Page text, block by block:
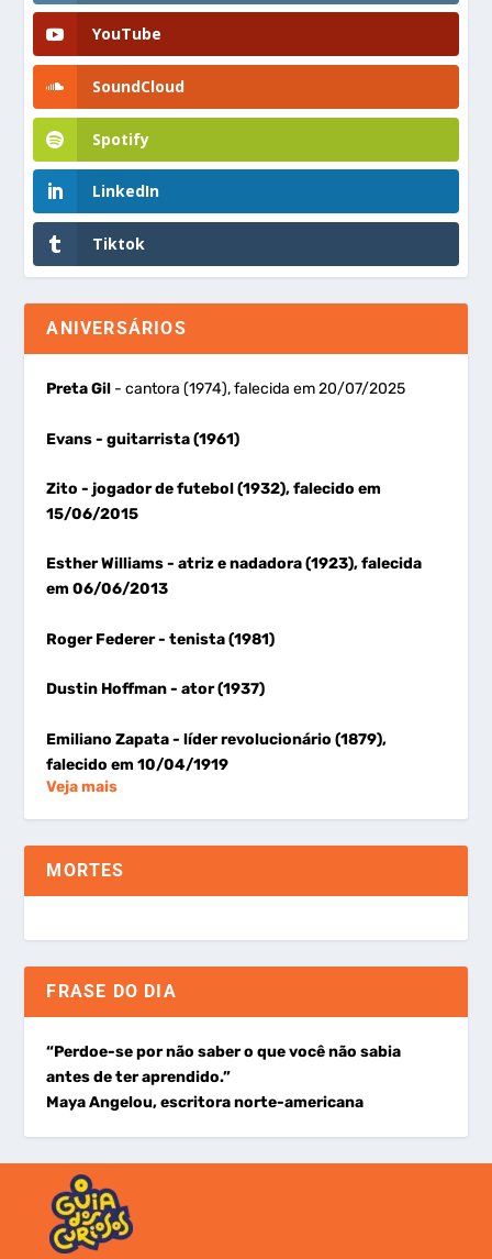
YouTube
SoundCloud
Spotify
LinkedIn
Tiktok
ANIVERSÁRIOS
Preta Gil - cantora (1974), falecida em 20/07/2025
Evans- guitarrista (1961)
Zito- jogador de futebol (1932), falecido em
15/06/2015
Esther Williams- atriz e nadadora (1923), falecida
em 06/06/2013
Roger Federer- tenista (1981)
Dustin Hoffman- ator (1937)
Emiliano Zapata- líder revolucionário (1879),
falecido em 10/04/1919
Veja mais
MORTES
FRASE DO DIA
“Perdoe-se por não saber o que você não sabia
antes de ter aprendido.”
Maya Angelou, escritora norte-americana